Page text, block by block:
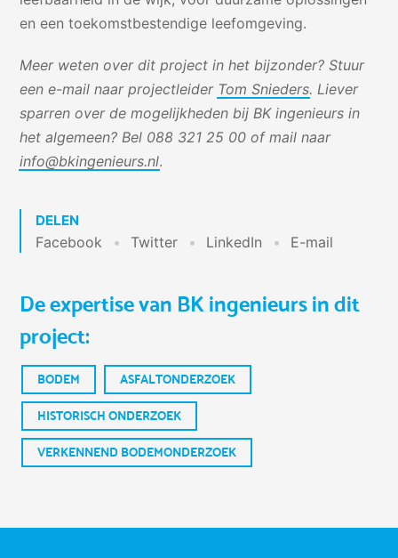
en een toekomstbestendige leefomgeving.
Meer weten over dit project in het bijzonder? Stuur
een e-mail naar projectleider Tom Snieders. Liever
sparren over de mogelijkheden bij BK ingenieurs in
het algemeen? Bel 088 321 25 00 of mail naar
info@bkingenieurs.nl.
DELEN
Facebook Twitter LinkedIn E-mail
De expertise van BK ingenieurs in dit
project:
BODEM ASFALTONDERZOEK
HISTORISCH ONDERZOEK
VERKENNEND BODEMONDERZOEK